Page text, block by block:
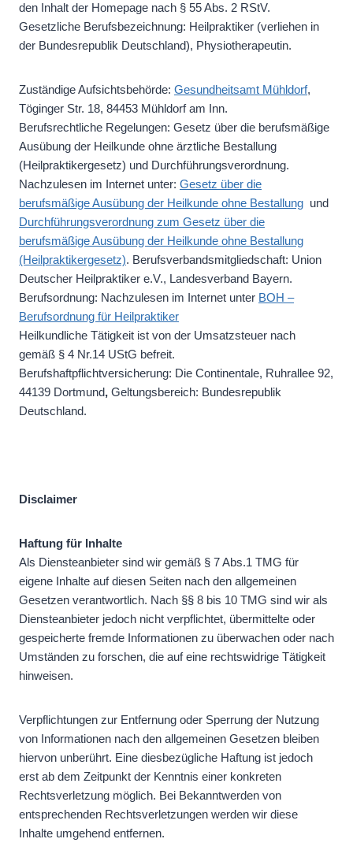
den Inhalt der Homepage nach § 55 Abs. 2 RStV.
Gesetzliche Berufsbezeichnung: Heilpraktiker (verliehen in
der Bundesrepublik Deutschland), Physiotherapeutin.
Zuständige Aufsichtsbehörde: Gesundheitsamt Mühldorf,
Töginger Str. 18, 84453 Mühldorf am Inn.
Berufsrechtliche Regelungen: Gesetz über die berufsmäßige
Ausübung der Heilkunde ohne ärztliche Bestallung
(Heilpraktikergesetz) und Durchführungsverordnung.
Nachzulesen im Internet unter: Gesetz über die
berufsmäßige Ausübung der Heilkunde ohne Bestallung und
Durchführungsverordnung zum Gesetz über die
berufsmäßige Ausübung der Heilkunde ohne Bestallung
(Heilpraktikergesetz). Berufsverbandsmitgliedschaft: Union
Deutscher Heilpraktiker e.V., Landesverband Bayern.
Berufsordnung: Nachzulesen im Internet unter BOH –
Berufsordnung für Heilpraktiker
Heilkundliche Tätigkeit ist von der Umsatzsteuer nach
gemäß § 4 Nr.14 UStG befreit.
Berufshaftpflichtversicherung: Die Continentale, Ruhrallee 92,
44139 Dortmund, Geltungsbereich: Bundesrepublik
Deutschland.
Disclaimer
Haftung für Inhalte
Als Diensteanbieter sind wir gemäß § 7 Abs.1 TMG für
eigene Inhalte auf diesen Seiten nach den allgemeinen
Gesetzen verantwortlich. Nach §§ 8 bis 10 TMG sind wir als
Diensteanbieter jedoch nicht verpflichtet, übermittelte oder
gespeicherte fremde Informationen zu überwachen oder nach
Umständen zu forschen, die auf eine rechtswidrige Tätigkeit
hinweisen.
Verpflichtungen zur Entfernung oder Sperrung der Nutzung
von Informationen nach den allgemeinen Gesetzen bleiben
hiervon unberührt. Eine diesbezügliche Haftung ist jedoch
erst ab dem Zeitpunkt der Kenntnis einer konkreten
Rechtsverletzung möglich. Bei Bekanntwerden von
entsprechenden Rechtsverletzungen werden wir diese
Inhalte umgehend entfernen.